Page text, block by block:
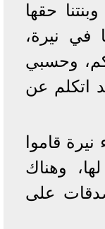
حقها
في نيرة،
وحسبي
اتكلم عن
قاموا
وهناك
على